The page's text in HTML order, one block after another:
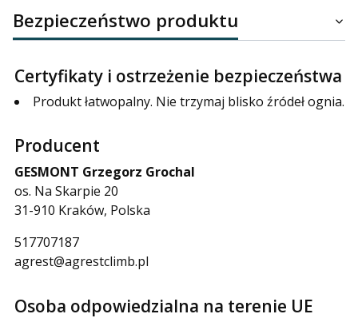
Bezpieczeństwo produktu
Certyfikaty i ostrzeżenie bezpieczeństwa
Produkt łatwopalny. Nie trzymaj blisko źródeł ognia.
Producent
GESMONT Grzegorz Grochal
os. Na Skarpie 20
31-910 Kraków, Polska
517707187
agrest@agrestclimb.pl
Osoba odpowiedzialna na terenie UE